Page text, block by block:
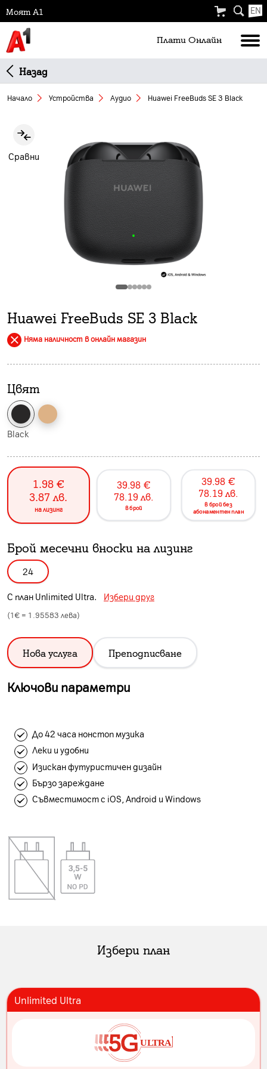
Моят А1 EN
Плати Oнлайн
Назад
Начало Устройства Аудио Huawei FreeBuds SE 3 Black
Сравни
Huawei FreeBuds SE 3 Black
Няма наличност в онлайн магазин
Цвят
Black
1.98 €
3.87 лв.
на лизинг
39.98 €
78.19 лв.
в брой
39.98 €
78.19 лв.
в брой без
абонаментен план
Брой месечни вноски на лизинг
24
С план Unlimited Ultra. Избери друг
(1€ = 1.95583 лева)
Нова услуга Преподписване
Ключови параметри
До 42 часа нонстоп музика
Леки и удобни
Изискан футуристичен дизайн
Бързо зареждане
Съвместимост с iOS, Android и Windows
Избери план
Unlimited Ultra